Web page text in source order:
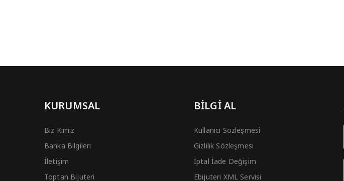
KURUMSAL
Biz Kimiz
Banka Bilgileri
İletişim
Toptan Bijuteri
BİLGİ AL
Kullanıcı Sözleşmesi
Gizlilik Sözleşmesi
İptal İade Değişim
Ebijuteri XML Servisi